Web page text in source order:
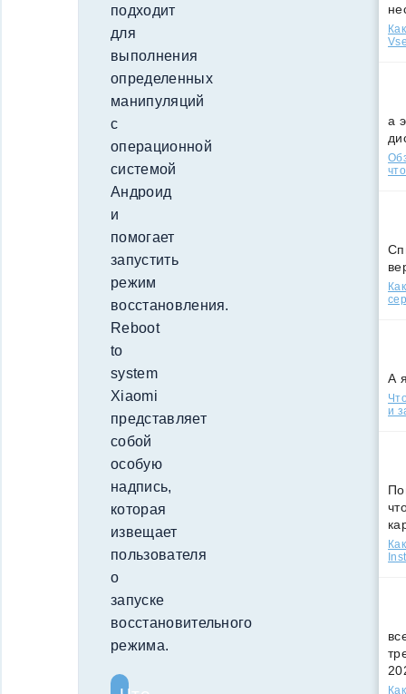
подходит
для
выполнения
определенных
манипуляций
с
операционной
системой
Андроид
и
помогает
запустить
режим
восстановления.
Reboot
to
system
Xiaomi
представляет
собой
особую
надпись,
которая
извещает
пользователя
о
запуске
восстановительного
режима.
а
А
и